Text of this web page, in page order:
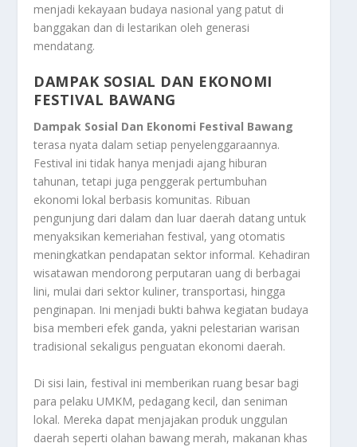
menjadi kekayaan budaya nasional yang patut di
banggakan dan di lestarikan oleh generasi
mendatang.
DAMPAK SOSIAL DAN EKONOMI
FESTIVAL BAWANG
Dampak Sosial Dan Ekonomi Festival Bawang
terasa nyata dalam setiap penyelenggaraannya.
Festival ini tidak hanya menjadi ajang hiburan
tahunan, tetapi juga penggerak pertumbuhan
ekonomi lokal berbasis komunitas. Ribuan
pengunjung dari dalam dan luar daerah datang untuk
menyaksikan kemeriahan festival, yang otomatis
meningkatkan pendapatan sektor informal. Kehadiran
wisatawan mendorong perputaran uang di berbagai
lini, mulai dari sektor kuliner, transportasi, hingga
penginapan. Ini menjadi bukti bahwa kegiatan budaya
bisa memberi efek ganda, yakni pelestarian warisan
tradisional sekaligus penguatan ekonomi daerah.
Di sisi lain, festival ini memberikan ruang besar bagi
para pelaku UMKM, pedagang kecil, dan seniman
lokal. Mereka dapat menjajakan produk unggulan
daerah seperti olahan bawang merah, makanan khas